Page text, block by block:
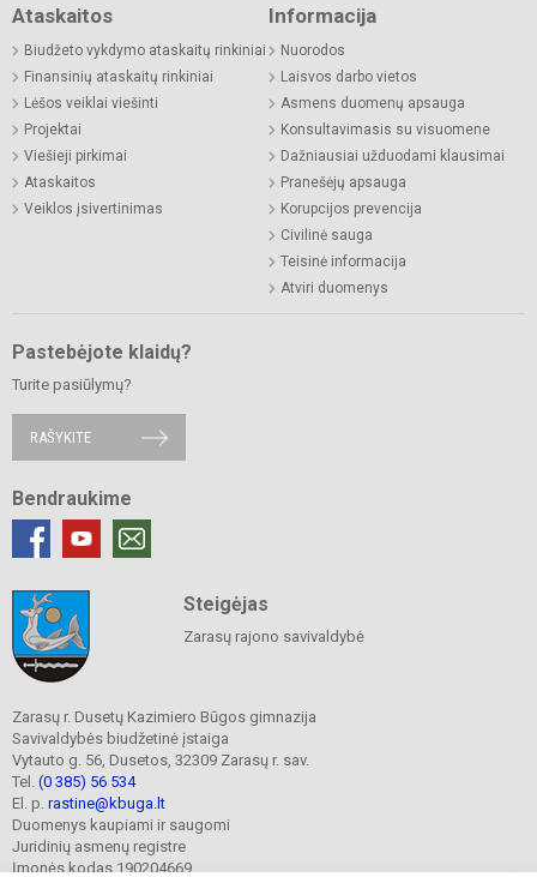
Ataskaitos
Biudžeto vykdymo ataskaitų rinkiniai
Finansinių ataskaitų rinkiniai
Lėšos veiklai viešinti
Projektai
Viešieji pirkimai
Ataskaitos
Veiklos įsivertinimas
Informacija
Nuorodos
Laisvos darbo vietos
Asmens duomenų apsauga
Konsultavimasis su visuomene
Dažniausiai užduodami klausimai
Pranešėjų apsauga
Korupcijos prevencija
Civilinė sauga
Teisinė informacija
Atviri duomenys
Pastebėjote klaidų?
Turite pasiūlymų?
RAŠYKITE
Bendraukime
Steigėjas
Zarasų rajono savivaldybė
Zarasų r. Dusetų Kazimiero Būgos gimnazija
Savivaldybės biudžetinė įstaiga
Vytauto g. 56, Dusetos, 32309 Zarasų r. sav.
Tel. (0 385) 56 534
El. p. rastine@kbuga.lt
Duomenys kaupiami ir saugomi
Juridinių asmenų registre
Įmonės kodas 190204669